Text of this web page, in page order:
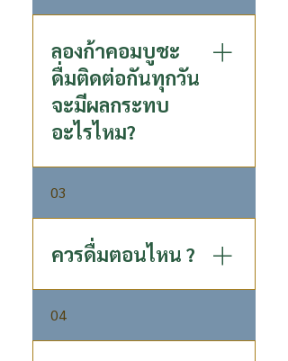
เข้มข้นสูตรเฉพาะของ P80 โดย
มีส่วนประกอบดังนี้: คอมบูชะ
(Kombucha) 99.19% น้ำลำไย
เข้มข้น 0.5% เกลือ 0.06% สาร
ให้ความหวานจากธรรมชาติ
ลองก้าคอมบูชะ
ดื่มติดต่อกันทุกวัน
จะมีผลกระทบ
อะไรไหม?
ไม่ส่งผลกระทบอะไร สามารถดื่ม
ก็เพียงพอต่อความต้องการแล้ว
03
ควรดื่มตอนไหน ?
แนะนำให้ดื่มก่อนอาหารเช้า
04